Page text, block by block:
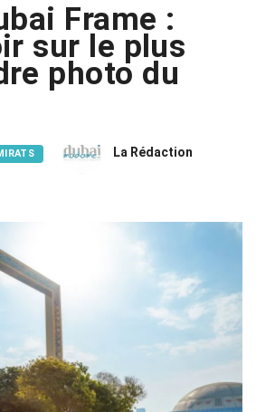
Frame :
sur le plus
photo du
La Rédaction